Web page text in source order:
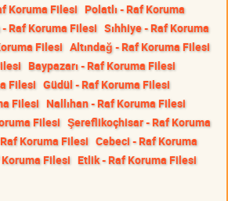
Koruma Filesi Polatlı - Raf Koruma
- Raf Koruma Filesi Sıhhiye - Raf Koruma
Filesi Altındağ - Raf Koruma Filesi
Baypazarı - Raf Koruma Filesi
Filesi Güdül - Raf Koruma Filesi
Filesi Nallıhan - Raf Koruma Filesi
Filesi Şereflikoçhisar - Raf Koruma
Koruma Filesi Cebeci - Raf Koruma
Filesi Etlik - Raf Koruma Filesi